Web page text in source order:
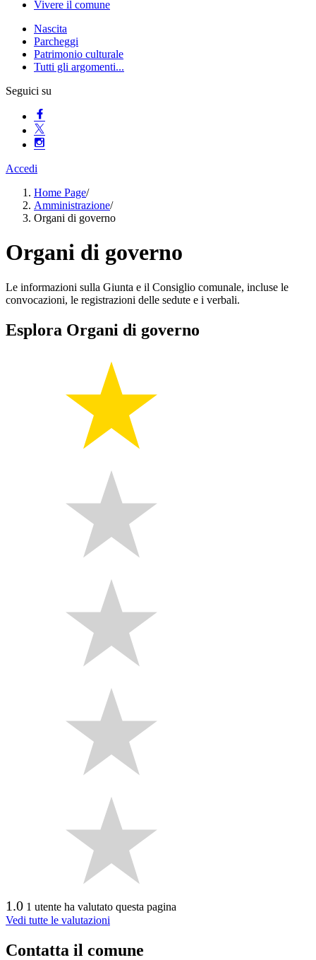
Vivere il comune
Nascita
Parcheggi
Patrimonio culturale
Tutti gli argomenti...
Seguici su
Accedi
Home Page/
Amministrazione/
Organi di governo
Organi di governo
Le informazioni sulla Giunta e il Consiglio comunale, incluse le
convocazioni, le registrazioni delle sedute e i verbali.
Esplora Organi di governo
1.0 1 utente ha valutato questa pagina
Vedi tutte le valutazioni
Contatta il comune